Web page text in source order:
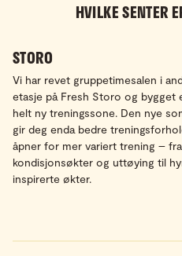
HVILKE SENTER
STORO
Vi har revet gruppetimesalen i
etasje på Fresh Storo og bygget
helt ny treningssone. Den nye
gir deg enda bedre
åpner for mer variert trening – fra
kondisjonsøkter og uttøying til
inspirerte økter.